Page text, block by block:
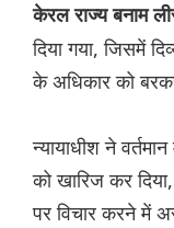
केरल राज्य बनाम
दिया गया, जिसमें
के अधिकार को
न्यायाधीश ने
को खारिज कर
पर विचार करने में